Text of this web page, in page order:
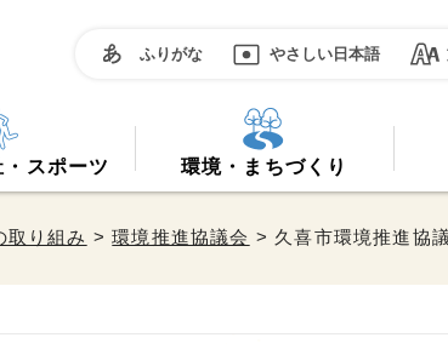
ふりがな やさしい日本語
スポーツ 環境・まちづくり
取り組み >環境推進協議会 > 久喜市環境推進協